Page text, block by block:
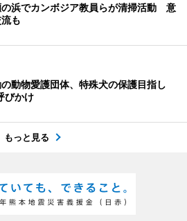
の浜でカンボジア教員らが清掃活動 意
も
動物愛護団体、特殊犬の保護目指し
びかけ
もっと見る